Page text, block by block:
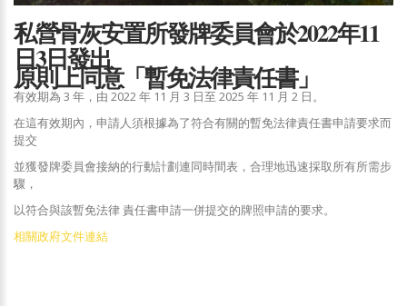
私營骨灰安置所發牌委員會於2022年11
日3日發出
原則上同意「暫免法律責任書」
有效期為 3 年，由 2022 年 11 月 3 日至 2025 年 11 月 2 日。
在這有效期內，申請人須根據為了符合有關的暫免法律責任書申請要求而
提交
並獲發牌委員會接納的行動計劃連同時間表，合理地迅速採取所有所需步
驟，
以符合與該暫免法律 責任書申請一併提交的牌照申請的要求。
相關政府文件連結